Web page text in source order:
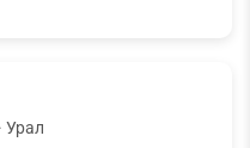
· Урал